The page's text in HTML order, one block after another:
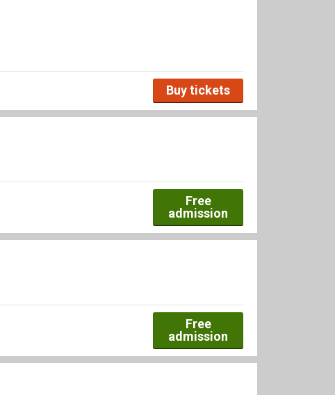
Buy tickets
Free
admission
Free
admission